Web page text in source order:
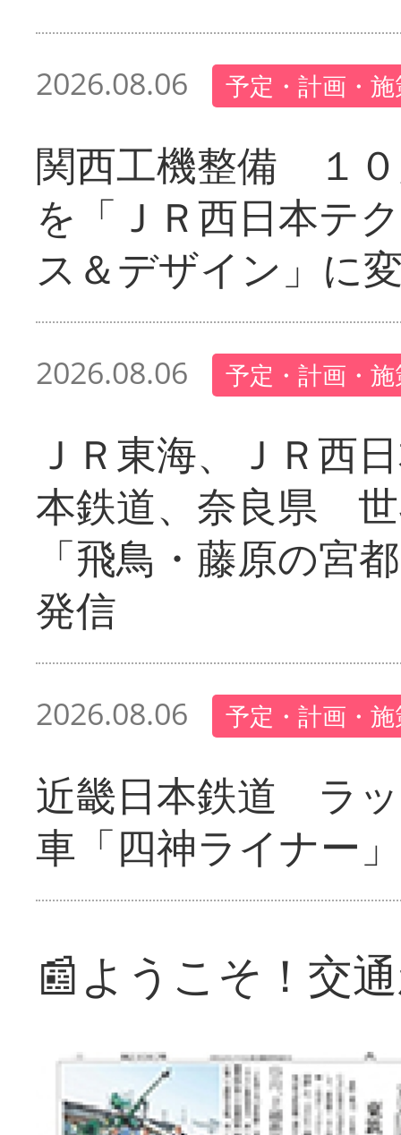
2026.08.06 予定・計画・
関西工機整備 １
を「ＪＲ西日本テ
ス＆デザイン」に
2026.08.06 予定・計画・
ＪＲ東海、ＪＲ西
本鉄道、奈良県
「飛鳥・藤原の宮
発信
2026.08.06 予定・計画・
近畿日本鉄道 ラ
車「四神ライナー
📰ようこそ！交